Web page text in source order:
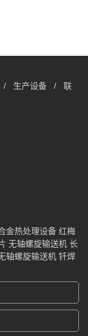
/ 生产设备 / 联
金热处理设备 红梅
无轴螺旋输送机 长
轴螺旋输送机 钎焊